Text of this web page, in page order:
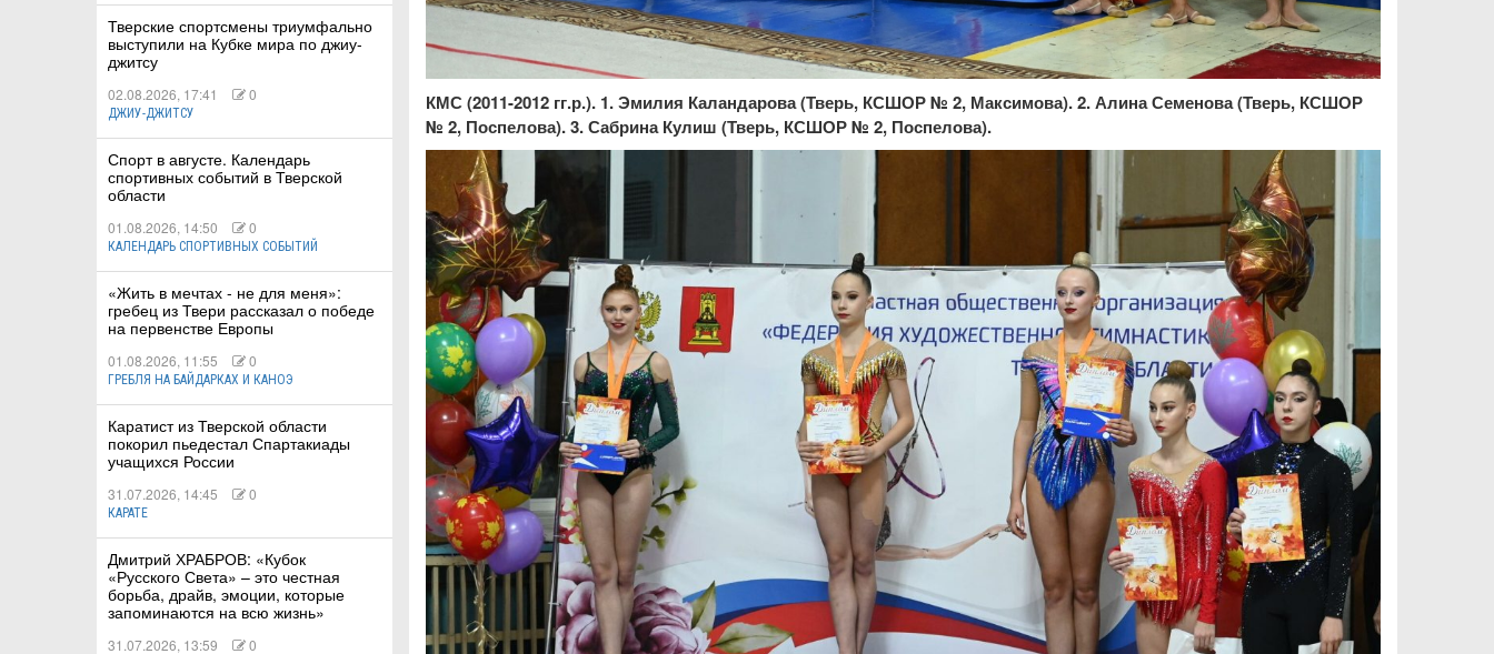
Тверские спортсмены триумфально
выступили на Кубке мира по джиу-
джитсу
02.08.2026, 17:41 0
ДЖИУ-ДЖИТСУ
Спорт в августе. Календарь
спортивных событий в Тверской
области
01.08.2026, 14:50 0
КАЛЕНДАРЬ СПОРТИВНЫХ СОБЫТИЙ
«Жить в мечтах - не для меня»:
гребец из Твери рассказал о победе
на первенстве Европы
01.08.2026, 11:55 0
ГРЕБЛЯ НА БАЙДАРКАХ И КАНОЭ
Каратист из Тверской области
покорил пьедестал Спартакиады
учащихся России
31.07.2026, 14:45 0
КАРАТЕ
Дмитрий ХРАБРОВ: «Кубок
«Русского Света» – это честная
борьба, драйв, эмоции, которые
запоминаются на всю жизнь»
31.07.2026, 13:59 0
КМС (2011-2012 гг.р.). 1. Эмилия Каландарова (Тверь, КСШОР № 2, Максимова). 2. Алина Семенова (Тверь, КСШОР
№ 2, Поспелова). 3. Сабрина Кулиш (Тверь, КСШОР № 2, Поспелова).